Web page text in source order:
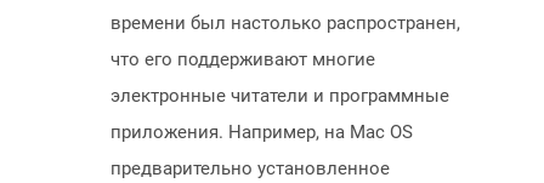
времени был настолько распространен,
что его поддерживают многие
электронные читатели и программные
приложения. Например, на Mac OS
предварительно установленное